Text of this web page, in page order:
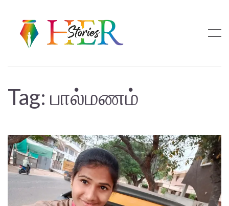
Tag: பால்மணம்